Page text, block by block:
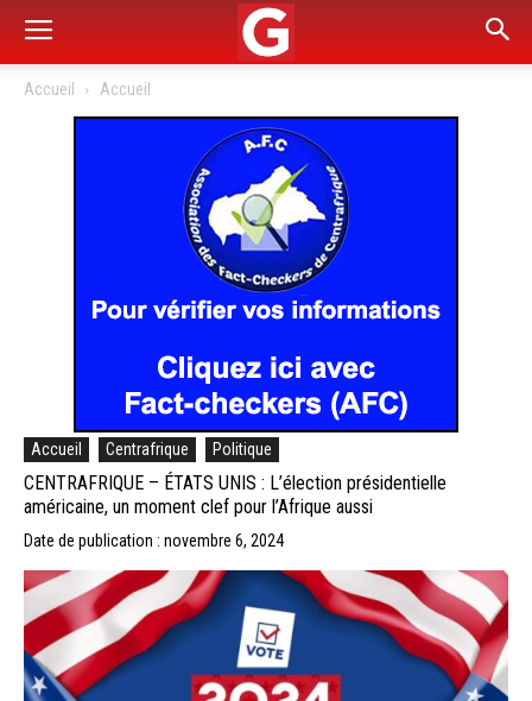
Accueil Accueil
Accueil Centrafrique Politique
CENTRAFRIQUE – ÉTATS UNIS : L’élection présidentielle
américaine, un moment clef pour l’Afrique aussi
Date de publication : novembre 6, 2024